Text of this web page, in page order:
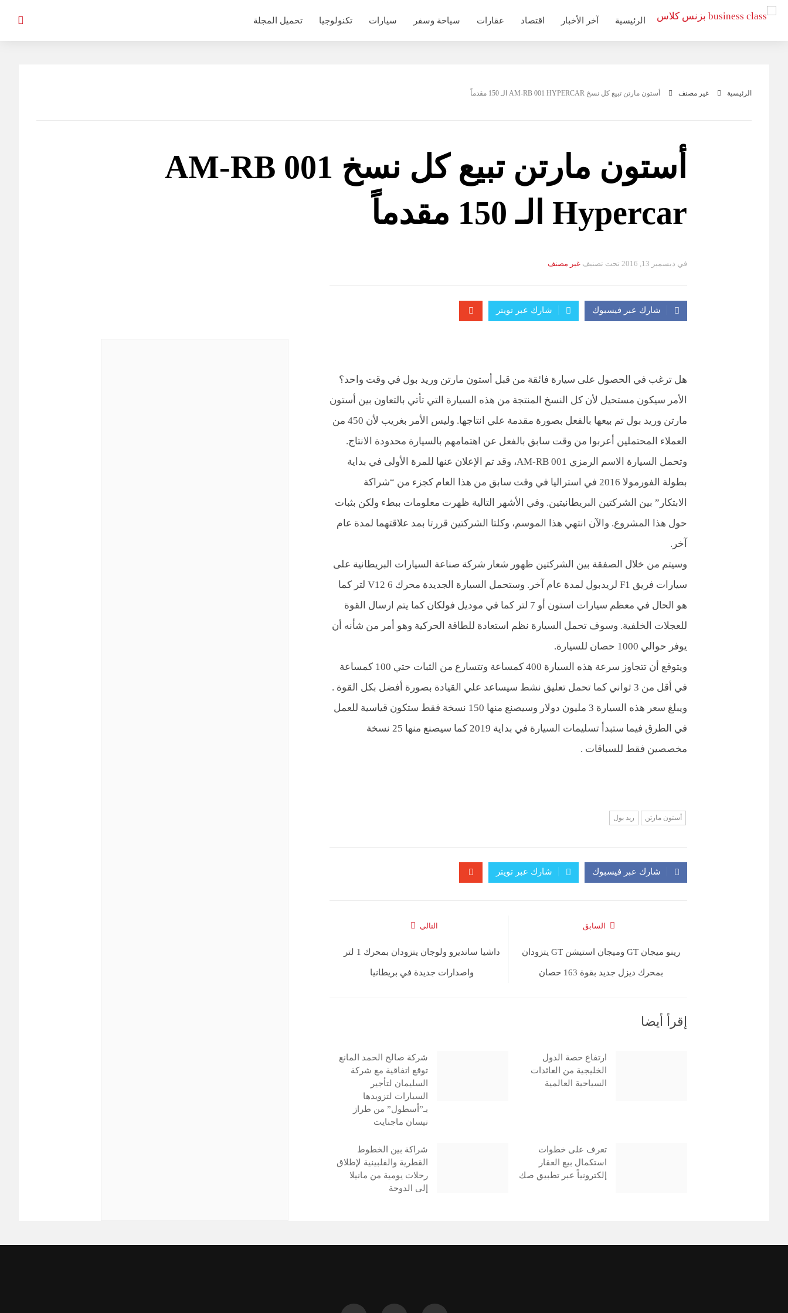
التجاوز
الرئيسية آخر الأخبار اقتصاد عقارات سياحة وسفر سيارات تكنولوجيا تحميل المجلة
الرئيسية غير مصنف أستون مارتن تبيع كل نسخ AM-RB 001 HYPERCAR الـ 150 مقدماً
أستون مارتن تبيع كل نسخ AM-RB 001
Hypercar الـ 150 مقدماً
في ديسمبر 13, 2016 تحت تصنيف التصانيف
غير مصنف
شارك عبر فيسبوك شارك عبر تويتر
هل ترغب في الحصول على سيارة فائقة من قبل أستون مارتن وريد بول في وقت واحد؟
الأمر سيكون مستحيل لأن كل النسخ المنتجة من هذه السيارة التي تأتي بالتعاون بين أستون
مارتن وريد بول تم بيعها بالفعل بصورة مقدمة علي انتاجها. وليس الأمر بغريب لأن 450 من
العملاء المحتملين أعربوا من وقت سابق بالفعل عن اهتمامهم بالسيارة محدودة الانتاج.
وتحمل السيارة الاسم الرمزي AM-RB 001، وقد تم الإعلان عنها للمرة الأولى في بداية
بطولة الفورمولا 2016 في استراليا في وقت سابق من هذا العام كجزء من “شراكة
الابتكار” بين الشركتين البريطانيتين. وفي الأشهر التالية ظهرت معلومات ببطء ولكن بثبات
حول هذا المشروع. والآن انتهي هذا الموسم، وكلتا الشركتين قررتا بمد علاقتهما لمدة عام
آخر.
وسيتم من خلال الصفقة بين الشركتين ظهور شعار شركة صناعة السيارات البريطانية على
سيارات فريق F1 لريدبول لمدة عام آخر. وستحمل السيارة الجديدة محرك V12 6 لتر كما
هو الحال في معظم سيارات استون أو 7 لتر كما في موديل فولكان كما يتم ارسال القوة
للعجلات الخلفية. وسوف تحمل السيارة نظم استعادة للطاقة الحركية وهو أمر من شأنه أن
يوفر حوالي 1000 حصان للسيارة.
ويتوقع أن تتجاوز سرعة هذه السيارة 400 كمساعة وتتسارع من الثبات حتي 100 كمساعة
في أقل من 3 ثواني كما تحمل تعليق نشط سيساعد علي القيادة بصورة أفضل بكل القوة .
ويبلغ سعر هذه السيارة 3 مليون دولار وسيصنع منها 150 نسخة فقط ستكون قياسية للعمل
في الطرق فيما ستبدأ تسليمات السيارة في بداية 2019 كما سيصنع منها 25 نسخة
مخصصين فقط للسباقات .
أستون مارتن ريد بول
شارك عبر فيسبوك شارك عبر تويتر
السابق
رينو ميجان GT وميجان استيشن GT يتزودان
بمحرك ديزل جديد بقوة 163 حصان
التالي
داشيا سانديرو ولوجان يتزودان بمحرك 1 لتر
واصدارات جديدة في بريطانيا
إقرأ أيضا
ارتفاع حصة الدول
الخليجية من العائدات
السياحية العالمية
شركة صالح الحمد المانع
توقع اتفاقية مع شركة
السليمان لتأجير
السيارات لتزويدها
بـ”أسطول” من طراز
نيسان ماجنايت
تعرف على خطوات
استكمال بيع العقار
إلكترونياً عبر تطبيق صك
شراكة بين الخطوط
القطرية والفلبينية لإطلاق
رحلات يومية من مانيلا
إلى الدوحة